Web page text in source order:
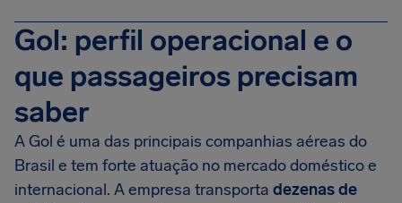
Gol: perfil operacional e o
que passageiros precisam
saber
A Gol é uma das principais companhias aéreas do
Brasil e tem forte atuação no mercado doméstico e
internacional. A empresa transporta dezenas de